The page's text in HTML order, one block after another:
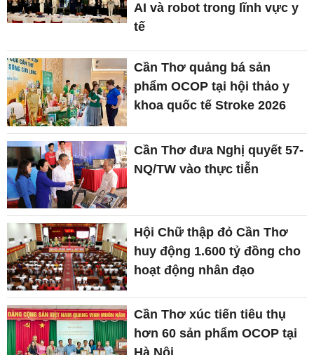
AI và robot trong lĩnh vực y
tế
Cần Thơ quảng bá sản
phẩm OCOP tại hội thảo y
khoa quốc tế Stroke 2026
Cần Thơ đưa Nghị quyết 57-
NQ/TW vào thực tiễn
Hội Chữ thập đỏ Cần Thơ
huy động 1.600 tỷ đồng cho
hoạt động nhân đạo
Cần Thơ xúc tiến tiêu thụ
hơn 60 sản phẩm OCOP tại